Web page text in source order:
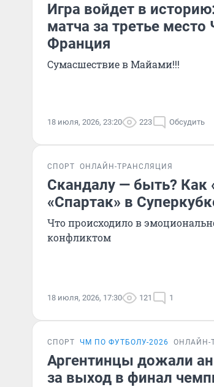
Игра войдет в
матча за третье
Франция
Сумасшествие в Майами!!!
18 июля, 2026, 23:20 223 Обсудить
СПОРТ ОНЛАЙН-ТРАНСЛЯЦИЯ
Скандалу — быть? Как
«Спартак» в
Что происходило в
конфликтом
18 июля, 2026, 17:30 121 1
СПОРТ ЧМ ПО ФУТБОЛУ-2026 ОНЛАЙН-
Аргентинцы дожали
за выход в финал